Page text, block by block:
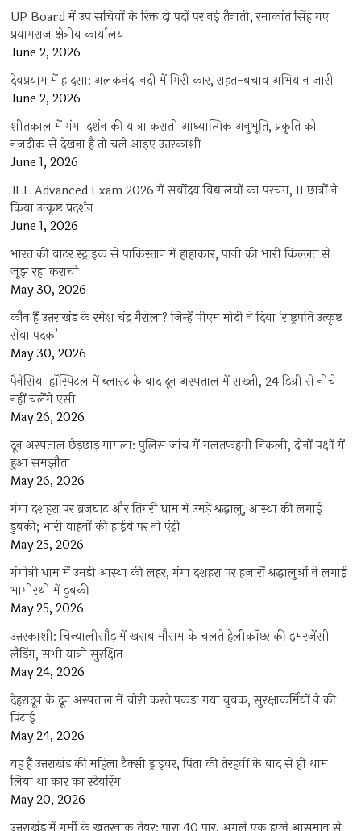
UP Board में उप सचिवों के रिक्त दो पदों पर नई तैनाती, रमाकांत सिंह गए
प्रयागराज क्षेत्रीय कार्यालय
June 2, 2026
देवप्रयाग में हादसा: अलकनंदा नदी में गिरी कार, राहत-बचाव अभियान जारी
June 2, 2026
शीतकाल में गंगा दर्शन की यात्रा कराती आध्यात्मिक अनुभूति, प्रकृति को
नजदीक से देखना है तो चले आइए उत्तरकाशी
June 1, 2026
JEE Advanced Exam 2026 में सर्वोदय विद्यालयों का परचम, 11 छात्रों ने
किया उत्कृष्ट प्रदर्शन
June 1, 2026
भारत की वाटर स्ट्राइक से पाकिस्तान में हाहाकार, पानी की भारी किल्लत से
जूझ रहा कराची
May 30, 2026
कौन हैं उत्तराखंड के रमेश चंद्र गैरोला? जिन्हें पीएम मोदी ने दिया ‘राष्ट्रपति उत्कृष्ट
सेवा पदक’
May 30, 2026
पैनेसिया हॉस्पिटल में ब्लास्ट के बाद दून अस्पताल में सख्ती, 24 डिग्री से नीचे
नहीं चलेंगे एसी
May 26, 2026
दून अस्पताल छेड़छाड़ मामला: पुलिस जांच में गलतफहमी निकली, दोनों पक्षों में
हुआ समझौता
May 26, 2026
गंगा दशहरा पर ब्रजघाट और तिगरी धाम में उमड़े श्रद्धालु, आस्था की लगाई
डुबकी; भारी वाहनों की हाईवे पर नो एंट्री
May 25, 2026
गंगोत्री धाम में उमड़ी आस्था की लहर, गंगा दशहरा पर हजारों श्रद्धालुओं ने लगाई
भागीरथी में डुबकी
May 25, 2026
उत्तरकाशी: चिन्यालीसौड़ में खराब मौसम के चलते हेलीकॉप्टर की इमरजेंसी
लैंडिंग, सभी यात्री सुरक्षित
May 24, 2026
देहरादून के दून अस्पताल में चोरी करते पकड़ा गया युवक, सुरक्षाकर्मियों ने की
पिटाई
May 24, 2026
यह हैं उत्तराखंड की महिला टैक्सी ड्राइवर, पिता की तेरहवीं के बाद से ही थाम
लिया था कार का स्टेयरिंग
May 20, 2026